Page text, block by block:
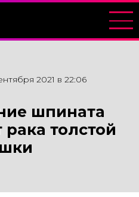
2021 в 22:06
шпината
толстой